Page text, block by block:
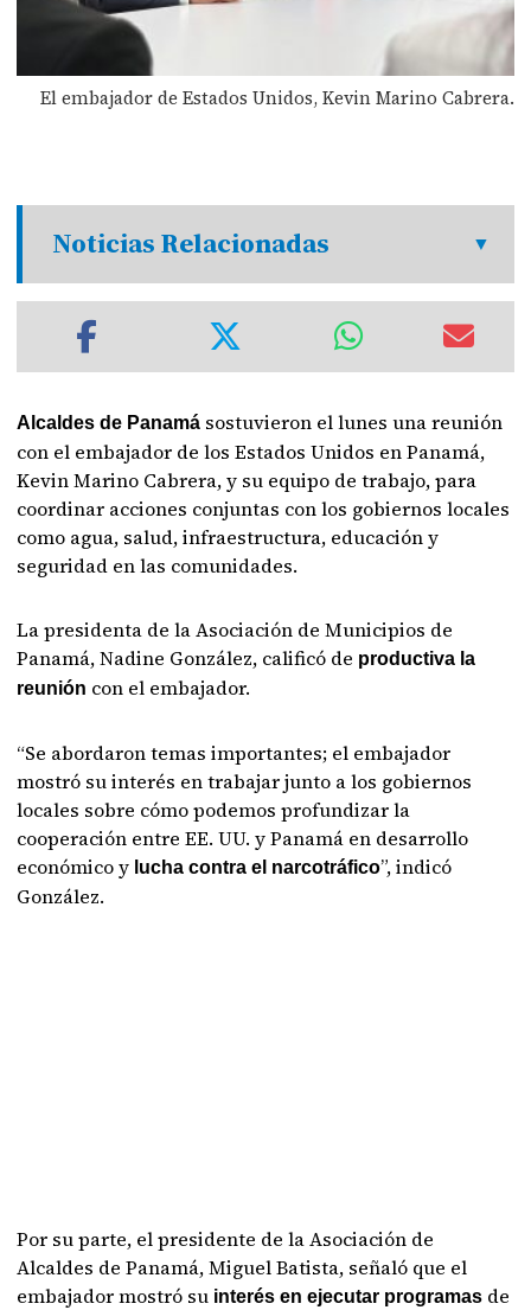
El embajador de Estados Unidos, Kevin Marino Cabrera.
Noticias Relacionadas
Alcaldes de Panamá sostuvieron el lunes una reunión
con el embajador de los Estados Unidos en Panamá,
Kevin Marino Cabrera, y su equipo de trabajo, para
coordinar acciones conjuntas con los gobiernos locales
como agua, salud, infraestructura, educación y
seguridad en las comunidades.
La presidenta de la Asociación de Municipios de
Panamá, Nadine González, calificó de productiva la
reunión con el embajador.
“Se abordaron temas importantes; el embajador
mostró su interés en trabajar junto a los gobiernos
locales sobre cómo podemos profundizar la
cooperación entre EE. UU. y Panamá en desarrollo
económico y lucha contra el narcotráfico”, indicó
González.
Por su parte, el presidente de la Asociación de
Alcaldes de Panamá, Miguel Batista, señaló que el
embajador mostró su interés en ejecutar programas de